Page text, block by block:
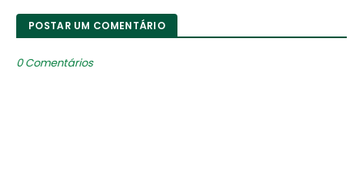
POSTAR UM COMENTÁRIO
0 Comentários